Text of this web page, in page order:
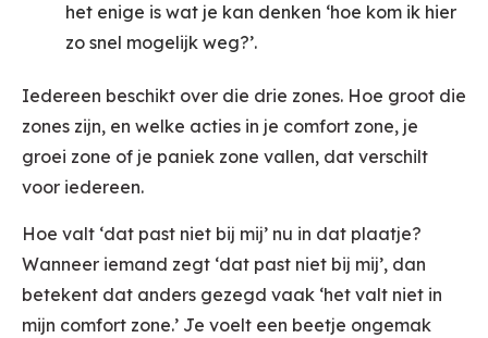
het enige is wat je kan denken ‘hoe kom ik hier
zo snel mogelijk weg?’.
Iedereen beschikt over die drie zones. Hoe groot die
zones zijn, en welke acties in je comfort zone, je
groei zone of je paniek zone vallen, dat verschilt
voor iedereen.
Hoe valt ‘dat past niet bij mij’ nu in dat plaatje?
Wanneer iemand zegt ‘dat past niet bij mij’, dan
betekent dat anders gezegd vaak ‘het valt niet in
mijn comfort zone.’ Je voelt een beetje ongemak